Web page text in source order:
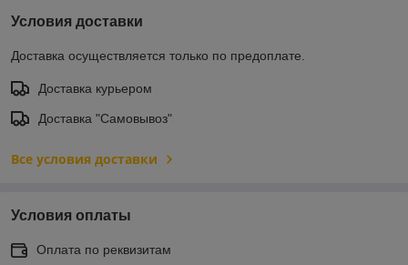
Условия доставки
Доставка осуществляется только по предоплате.
Доставка курьером
Доставка "Самовывоз"
Все условия доставки
Условия оплаты
Оплата по реквизитам